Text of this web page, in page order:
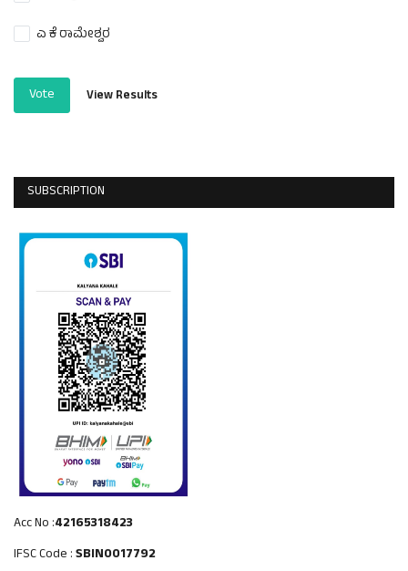
ಎ ಕೆ ರಾಮೇಶ್ವರ
Vote View Results
SUBSCRIPTION
Acc No :42165318423
IFSC Code :SBIN0017792